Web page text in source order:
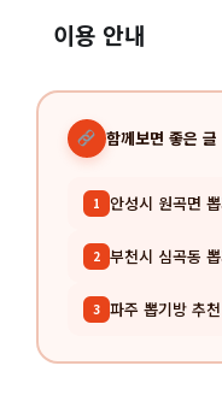
이용 안내
함께보면 좋은 글
1 안성시 원곡면
2 부천시 심곡동
3 파주 뽑기방 추